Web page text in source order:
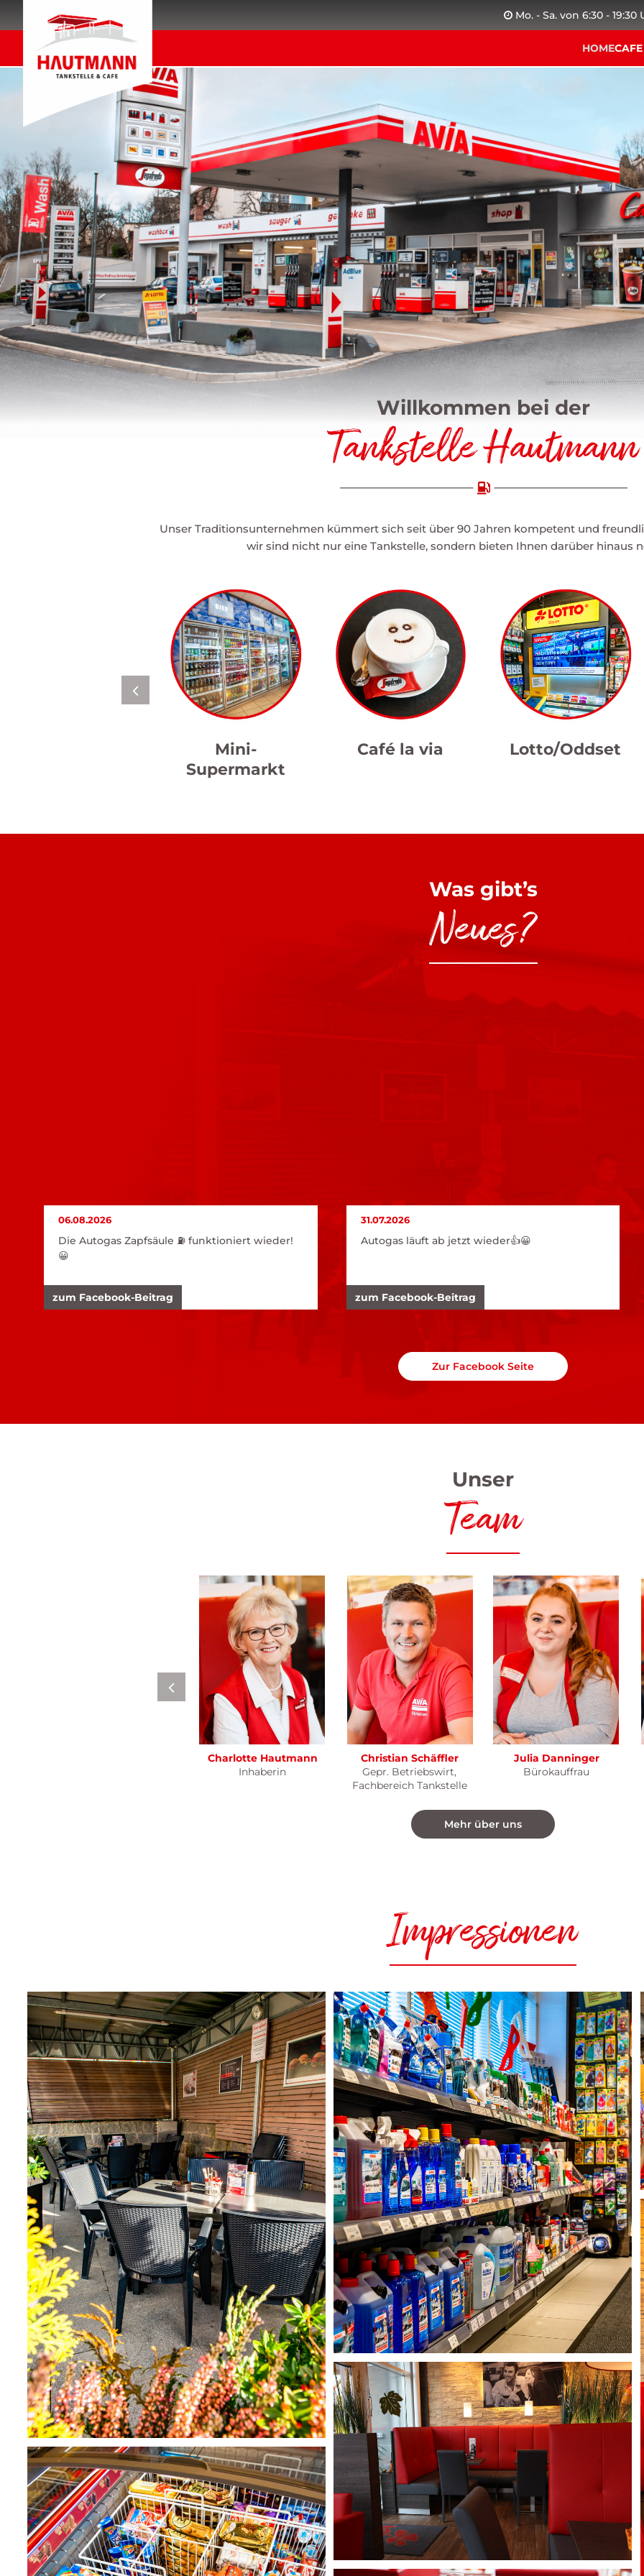
Mo. - Sa. von 6:30 -
HOME
Tankstelle Hautmann
​Willkommen bei der
Unser Traditionsunternehmen kümmert sich seit über 90 Jahren kompetent und
wir sind nicht nur eine Tankstelle, sondern bieten Ihnen darüber hinaus
Mini-
Supermarkt
Café la via Lotto/Oddset
Neues?
Was gibt’s
06.08.2026
Die Autogas Zapfsäule ⛽️ funktioniert wieder!
😀
zum Facebook-Beitrag
31.07.2026
Autogas läuft ab jetzt wieder👍😀
zum Facebook-Beitrag
Zur Facebook Seite
Team
Unser
Charlotte Hautmann
Inhaberin
Christian Schäffler
Gepr. Betriebswirt,
Fachbereich Tankstelle
Julia Danninger
Bürokauffrau
Mehr über uns
Impressionen